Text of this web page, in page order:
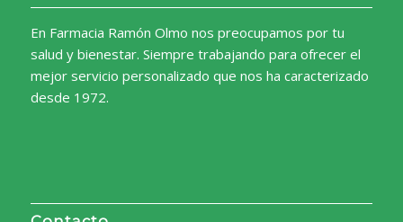
En Farmacia Ramón Olmo nos preocupamos por tu
salud y bienestar. Siempre trabajando para ofrecer el
mejor servicio personalizado que nos ha caracterizado
desde 1972.